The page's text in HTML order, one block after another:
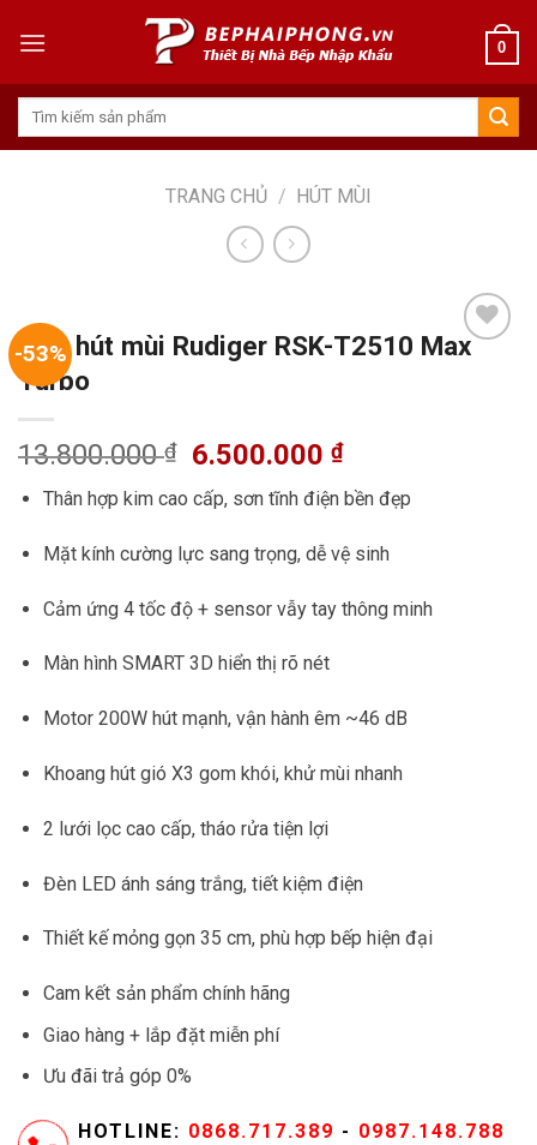
0
Tìm
TRANG CHỦ / HÚT MÙI
-53%
Máy hút mùi Rudiger RSK-T2510 Max
Turbo
13.800.000₫
Giá
gốc
là:
13.800.000 ₫.
6.500.000₫Giá
hiện
tại
là:
6.500.000 ₫.
Thân hợp kim cao cấp, sơn tĩnh điện bền đẹp
Mặt kính cường lực sang trọng, dễ vệ sinh
Cảm ứng 4 tốc độ + sensor vẫy tay thông minh
Màn hình SMART 3D hiển thị rõ nét
Motor 200W hút mạnh, vận hành êm ~46 dB
Khoang hút gió X3 gom khói, khử mùi nhanh
2 lưới lọc cao cấp, tháo rửa tiện lợi
Đèn LED ánh sáng trắng, tiết kiệm điện
Thiết kế mỏng gọn 35 cm, phù hợp bếp hiện đại
Cam kết sản phẩm chính hãng
Giao hàng + lắp đặt miễn phí
Ưu đãi trả góp 0%
HOTLINE: 0868.717.389 - 0987.148.788